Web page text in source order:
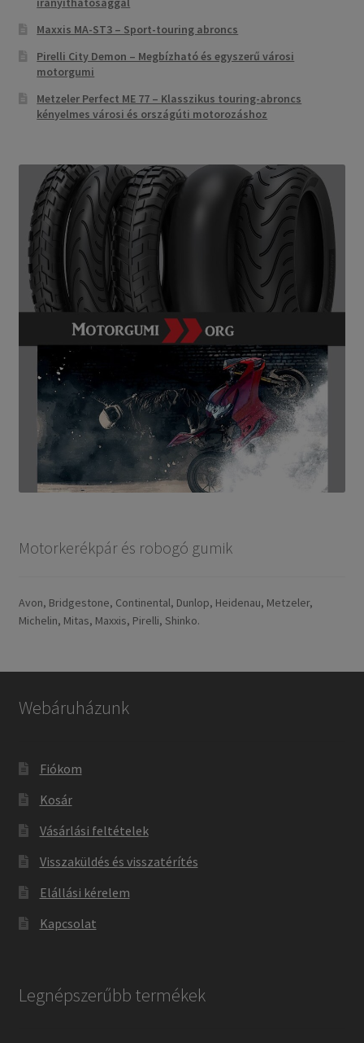
Maxxis MA-ST3 – Sport-touring abroncs
Pirelli City Demon – Megbízható és egyszerű városi
motorgumi
Metzeler Perfect ME 77 – Klasszikus touring-abroncs
kényelmes városi és országúti motorozáshoz
Motorkerékpár és robogó gumik
Avon, Bridgestone, Continental, Dunlop, Heidenau, Metzeler,
Michelin, Mitas, Maxxis, Pirelli, Shinko.
Webáruházunk
Fiókom
Kosár
Vásárlási feltételek
Visszaküldés és visszatérítés
Elállási kérelem
Kapcsolat
Legnépszerűbb termékek